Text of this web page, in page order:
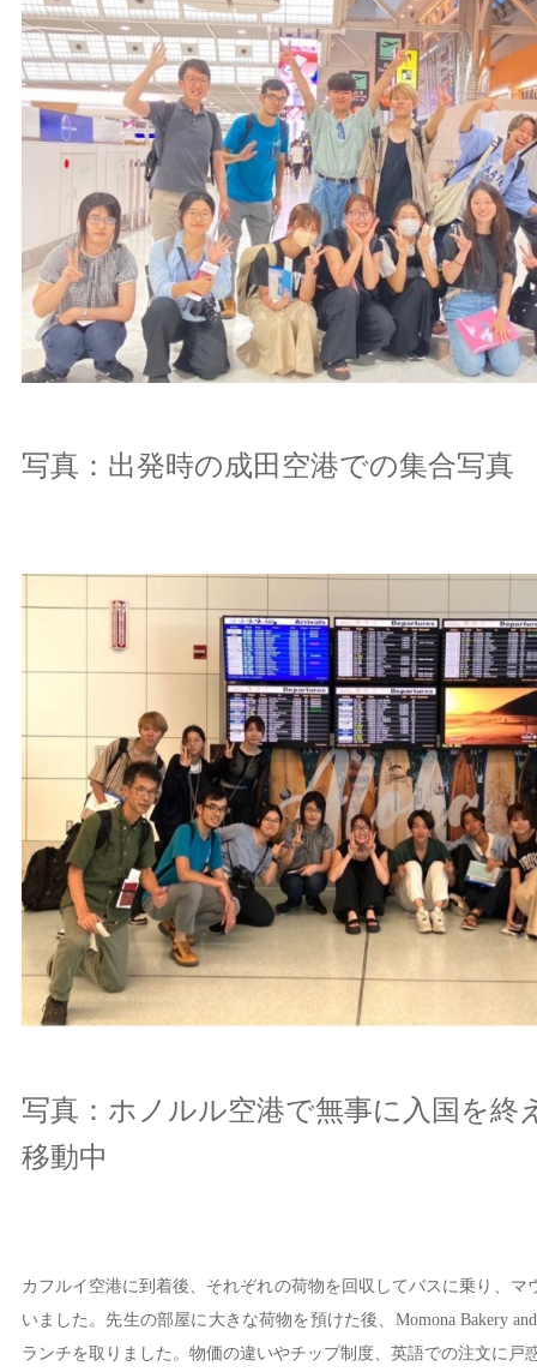
写真：出発時の成田空港での集合写真
写真：ホノルル空港で無事に入国を終
移動中
カフルイ空港に到着後、それぞれの荷物を回収してバスに乗り、マ
いました。先生の部屋に大きな荷物を預けた後、Momona Bakery
ランチを取りました。物価の違いやチップ制度、英語での注文に戸